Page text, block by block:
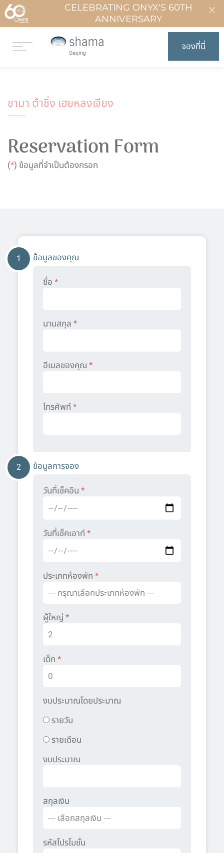
CELEBRATING ONYX'S 60TH
ANNIVERSARY
จองที่นี่
ชามา ต้าชิ่ง เฮยหลงเจียง
Reservation Form
(*) ข้อมูลที่จำเป็นต้องกรอก
1 ข้อมูลของคุณ
ชื่อ *
นามสกุล *
อีเมลของคุณ *
โทรศัพท์ *
2 ข้อมูลการจอง
วันที่เช็คอิน *
วันที่เช็คเอาท์ *
ประเภทห้องพัก *
ผู้ใหญ่ *
เด็ก *
งบประมาณโดยประมาณ
รายวัน
รายเดือน
งบประมาณ
สกุลเงิน
รหัสโปรโมชั่น